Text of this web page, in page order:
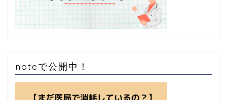
noteで公開中！